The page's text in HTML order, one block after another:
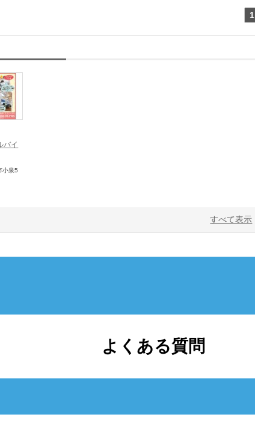
1
バイ
小泉5
すべて表示
よくある質問